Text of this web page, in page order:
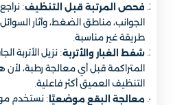
فحص المرتبة قبل التنظيف:
الجوانب، مناطق الضغط، وآثار
طريقة غير مناسبة.
شفط الغبار والأتربة: نزيل الأتربة
المتراكمة قبل أي معالجة رطبة،
التنظيف العميق أكثر فاعلية.
معالجة البقع موضعيًا : نستخدم